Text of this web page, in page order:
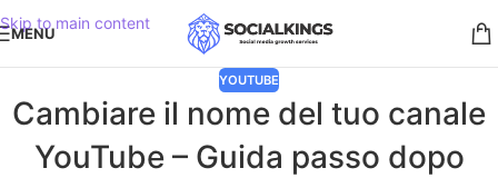
Skip to main content
MENU
YOUTUBE
Cambiare il nome del tuo canale
YouTube – Guida passo dopo